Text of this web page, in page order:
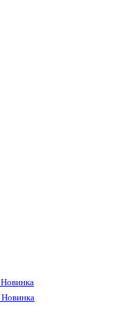
Новинка
Новинка